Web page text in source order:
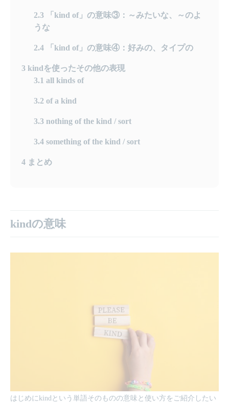
2.3 「kind of」の意味③：～みたいな、～のよ
うな
2.4 「kind of」の意味④：好みの、タイプの
3 kindを使ったその他の表現
3.1 all kinds of
3.2 ​of a kind
3.3 nothing of the kind / sort
3.4 something of the kind / sort
4 まとめ
kindの意味
はじめにkindという単語そのものの意味と使い方をご紹介したい